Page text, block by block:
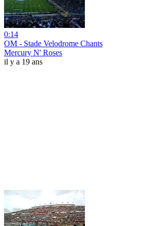
0:14
OM - Stade Velodrome Chants
Mercury N' Roses
il y a 19 ans